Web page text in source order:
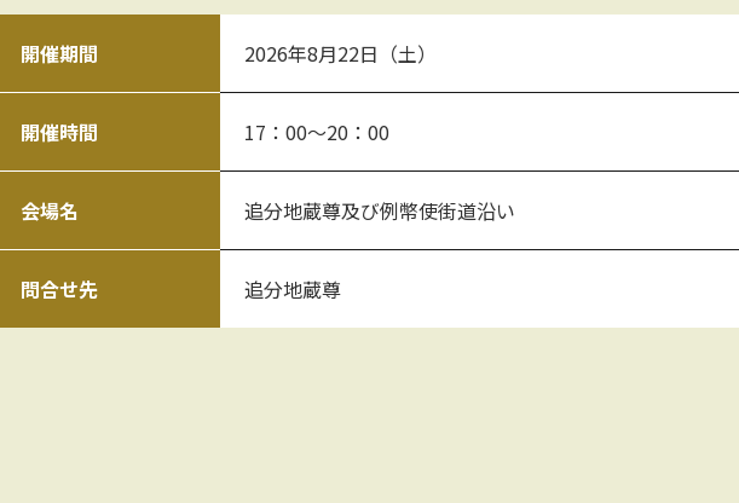
開催期間 2026年8月22日（土）
開催時間 17：00～20：00
会場名 追分地蔵尊及び例幣使街道沿い
問合せ先 追分地蔵尊